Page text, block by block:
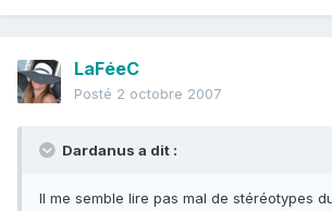
LaFéeC
Posté 2 octobre 2007
Dardanus a dit :
Il me semble lire pas mal de stéréotypes